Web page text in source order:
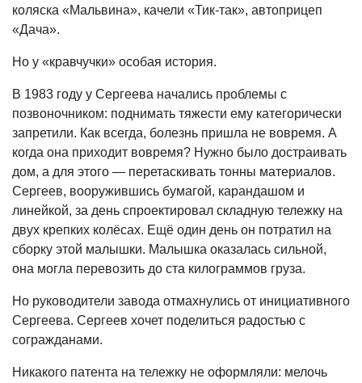
коляска «Мальвина», качели «Тик-так», автоприцеп
«Дача».
Но у «кравчучки» особая история.
В 1983 году у Сергеева начались проблемы с
позвоночником: поднимать тяжести ему категорически
запретили. Как всегда, болезнь пришла не вовремя. А
когда она приходит вовремя? Нужно было достраивать
дом, а для этого — перетаскивать тонны материалов.
Сергеев, вооружившись бумагой, карандашом и
линейкой, за день спроектировал складную тележку на
двух крепких колёсах. Ещё один день он потратил на
сборку этой малышки. Малышка оказалась сильной,
она могла перевозить до ста килограммов груза.
Но руководители завода отмахнулись от инициативного
Сергеева. Сергеев хочет поделиться радостью с
согражданами.
Никакого патента на тележку не оформляли: мелочь